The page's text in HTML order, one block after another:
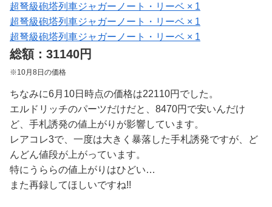
超弩級砲塔列車ジャガーノート・リーベ × 1
超弩級砲塔列車ジャガーノート・リーベ × 1
超弩級砲塔列車ジャガーノート・リーベ × 1
総額：31140円
※10月8日の価格
ちなみに6月10日時点の価格は22110円でした。
エルドリッチのパーツだけだと、8470円で安いんだけ
ど、手札誘発の値上がりが影響しています。
レアコレ3で、一度は大きく暴落した手札誘発ですが、ど
んどん値段が上がっています。
特にうららの値上がりはひどい…
また再録してほしいですね!!